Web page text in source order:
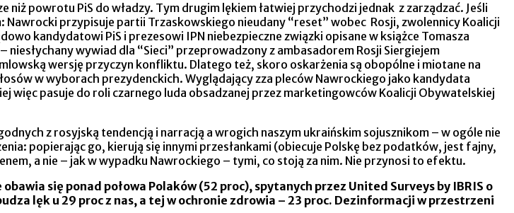
niż powrotu PiS do władzy. Tym drugim lękiem łatwiej przychodzi jednak z zarządzać. Jeśli
przypisuje partii Trzaskowskiego nieudany “reset” wobec Rosji, zwolennicy Koalicji
kandydatowi PiS i prezesowi IPN niebezpieczne związki opisane w książce Tomasza
wywiad dla “Sieci” przeprowadzony z ambasadorem Rosji Siergiejem
wersję przyczyn konfliktu. Dlatego też, skoro oskarżenia są obopólne i miotane na
w wyborach prezydenckich. Wyglądający zza pleców Nawrockiego jako kandydata
więc pasuje do roli czarnego luda obsadzanej przez marketingowców Koalicji Obywatelskiej
z rosyjską tendencją i narracją a wrogich naszym ukraińskim sojusznikom – w ogóle nie
popierając go, kierują się innymi przesłankami (obiecuje Polskę bez podatków, jest fajny,
a nie – jak w wypadku Nawrockiego – tymi, co stoją za nim. Nie przynosi to efektu.
się ponad połowa Polaków (52 proc), spytanych przez United Surveys by IBRIS o
lęk u 29 proc z nas, a tej w ochronie zdrowia – 23 proc. Dezinformacji w przestrzeni